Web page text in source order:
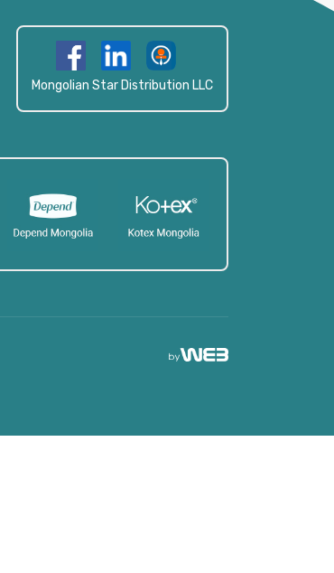
Mongolian Star Distribution LLC